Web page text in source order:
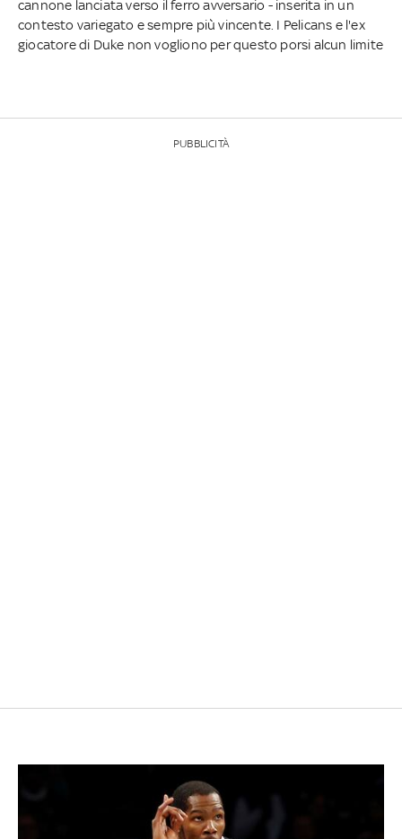
cannone lanciata verso il ferro avversario - inserita in un
contesto variegato e sempre più vincente. I Pelicans e l'ex
giocatore di Duke non vogliono per questo porsi alcun limite
PUBBLICITÀ